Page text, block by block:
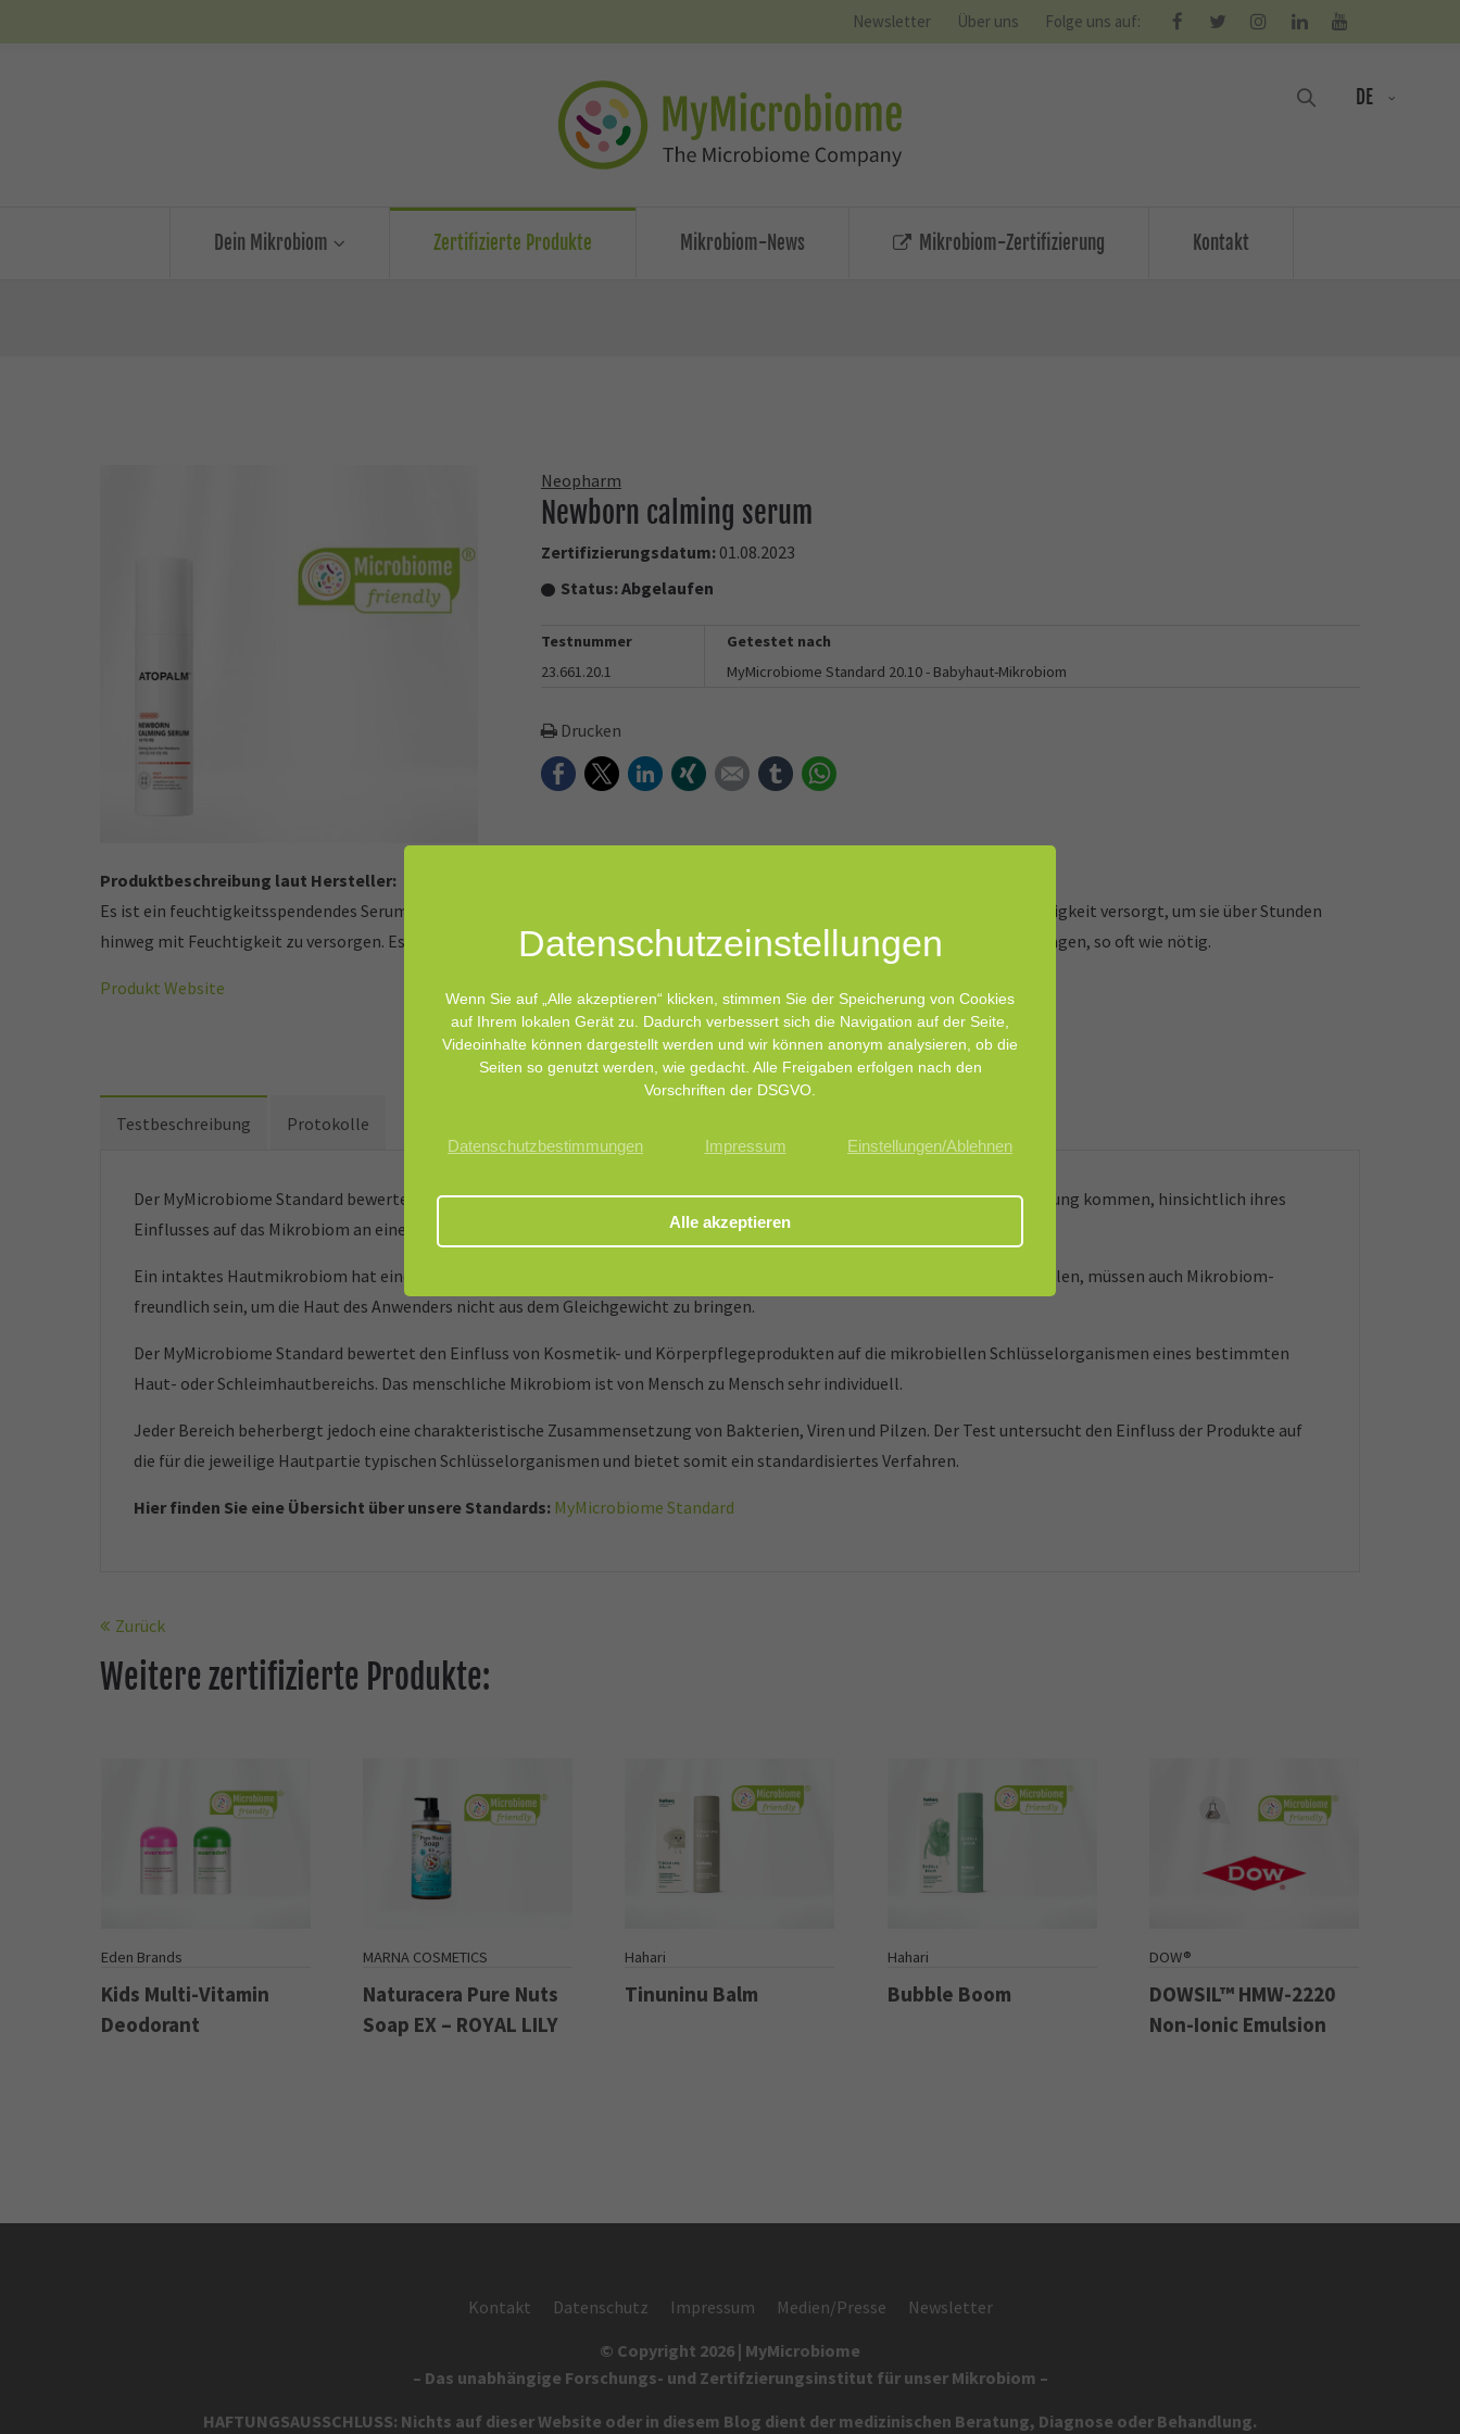
Newsletter Über uns Folge uns auf:
DE
Dein Mikrobiom Zertifizierte Produkte Mikrobiom-News Mikrobiom-Zertifizierung Kontakt
Neopharm
Newborn calming serum
Zertifizierungsdatum: 01.08.2023
Status:Abgelaufen
Testnummer
23.661.20.1
Getestet nach
MyMicrobiome Standard 20.10 - Babyhaut-Mikrobiom
Drucken
FacebookTwitterLinkedInXing E-mail tumblr
Produktbeschreibung laut Hersteller:
Es ist ein feuchtigkeitsspendendes Serum, das juckende, gerötete und fiebrige Haut schnell beruhigt und die Haut tief mit Feuchtigkeit versorgt, um sie über Stunden
hinweg mit Feuchtigkeit zu versorgen. Es zieht schnell und sanft in die Haut ein, ohne zu kleben. Auf die betroffenen Stellen auftragen, so oft wie nötig.
Produkt Website
Testbeschreibung Protokolle
Der MyMicrobiome Standard bewertet kosmetische und Körperpflegeprodukte, die mit der Haut oder Schleimhaut in Berührung kommen, hinsichtlich ihres
Einflusses auf das Mikrobiom an einer bestimmten Körperstelle.
Ein intaktes Hautmikrobiom hat einen grundlegenden Einfluss auf die Hautgesundheit. Produkte, die hautfreundlich sein sollen, müssen auch Mikrobiom-
freundlich sein, um die Haut des Anwenders nicht aus dem Gleichgewicht zu bringen.
Der MyMicrobiome Standard bewertet den Einfluss von Kosmetik- und Körperpflegeprodukten auf die mikrobiellen Schlüsselorganismen eines bestimmten
Haut- oder Schleimhautbereichs. Das menschliche Mikrobiom ist von Mensch zu Mensch sehr individuell.
Jeder Bereich beherbergt jedoch eine charakteristische Zusammensetzung von Bakterien, Viren und Pilzen. Der Test untersucht den Einfluss der Produkte auf
die für die jeweilige Hautpartie typischen Schlüsselorganismen und bietet somit ein standardisiertes Verfahren.
Hier finden Sie eine Übersicht über unsere Standards: MyMicrobiome Standard
Zurück
Weitere zertifizierte Produkte:
Eden Brands
Kids Multi-Vitamin
Deodorant
MARNA COSMETICS
Naturacera Pure Nuts
Soap EX – ROYAL LILY
Hahari
Tinuninu Balm
Hahari
Bubble Boom
DOW®
DOWSIL™ HMW-2220
Non-Ionic Emulsion
Kontakt Datenschutz Impressum Medien/Presse
Newsletter
© Copyright 2026 | MyMicrobiome
– Das unabhängige Forschungs- und Zertifzierungsinstitut für unser Mikrobiom –
HAFTUNGSAUSSCHLUSS: Nichts auf dieser Website oder in diesem Blog dient der medizinischen Beratung, Diagnose oder Behandlung.
Datenschutz­einstellungen
Wenn Sie auf „Alle akzeptieren“ klicken, stimmen Sie der Speicherung von Cookies
auf Ihrem lokalen Gerät zu. Dadurch verbessert sich die Navigation auf der Seite,
Videoinhalte können dargestellt werden und wir können anonym analysieren, ob die
Seiten so genutzt werden, wie gedacht. Alle Freigaben erfolgen nach den
Vorschriften der DSGVO.
Datenschutzbestimmungen Impressum Einstellungen/Ablehnen